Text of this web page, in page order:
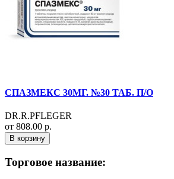
СПАЗМЕКС 30МГ. №30 ТАБ. П/О
DR.R.PFLEGER
от 808.00 р.
В корзину
Торговое название: